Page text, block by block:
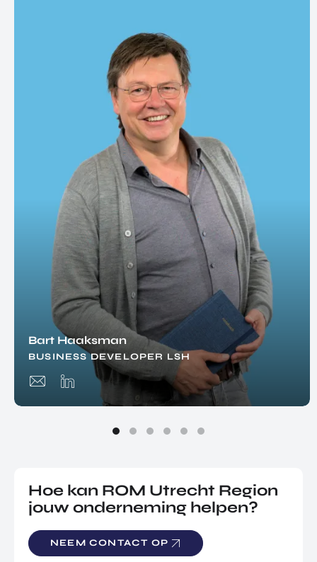
Bart Haaksman
BUSINESS DEVELOPER LSH
Hoe kan ROM Utrecht Region
jouw onderneming helpen?
NEEM CONTACT OP